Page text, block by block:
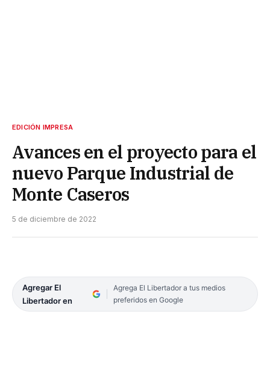
EDICIÓN IMPRESA
Avances en el proyecto para el
nuevo Parque Industrial de
Monte Caseros
5 de diciembre de 2022
Agregar El
Libertador en
Agrega El Libertador a tus medios
preferidos en Google